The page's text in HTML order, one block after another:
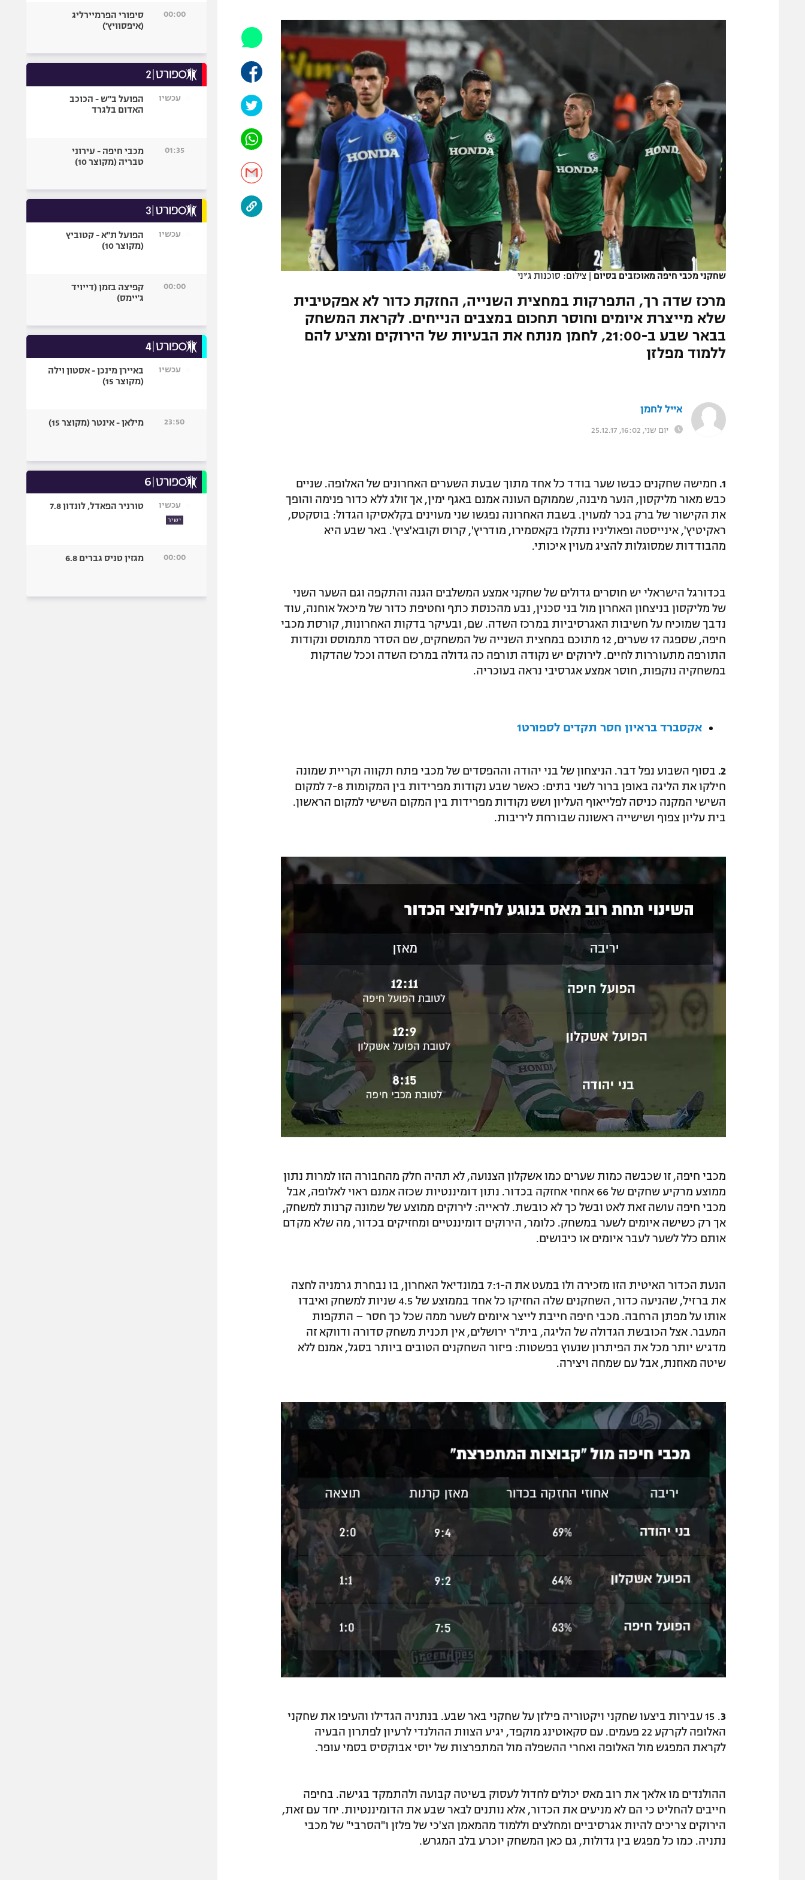
תקנון עבור פעילות ספורט 1 – "מרלן"
גיימינג E-Sports
תנאי שימוש
מדיניות פרטיות
תקנון פעילות ספורט 1
רשיון להקרנה פומבית לבית עסק
הצטרפות לחבילת הערוצים
לוח דרושים – ג'ובנט
המגזין
הפועל תל אביב
הפועל חיפה
הפועל באר שבע
מכבי נתניה
בני יהודה
ליגה סינית
ליגה ברזילאית
ליגות נוספות
אופניים
כדורמים
פוטבול אמריקאי NFL
בייסבול MLB
ספורט אתגרי
גיימינג E-Sports
שחקני מכבי חיפה מאוכזבים בסיום | צילום: סוכנות ג'יני
מרכז שדה רך, התפרקות במחצית השנייה, החזקת כדור לא אפקטיבית
שלא מייצרת איומים וחוסר תחכום במצבים הנייחים. לקראת המשחק
בבאר שבע ב-21:00, לחמן מנתח את הבעיות של הירוקים ומציע להם
ללמוד מפלזן
אייל לחמן
יום שני, 16:02, 25.12.17
1. חמישה שחקנים כבשו שער בודד כל אחד מתוך שבעת השערים האחרונים של האלופה. שניים
כבש מאור מליקסון, הנער מיבנה, שממוקם העונה אמנם באגף ימין, אך זולג ללא כדור פנימה והופך
את הקישור של ברק בכר למעוין. בשבת האחרונה נפגשו שני מעוינים בקלאסיקו הגדול: בוסקטס,
ראקיטיץ', אינייסטה ופאוליניו נתקלו בקאסמירו, מודריץ', קרוס וקובא'ציץ'. באר שבע היא
מהבודדות שמסוגלות להציג מעוין איכותי.
בכדורגל הישראלי יש חוסרים גדולים של שחקני אמצע המשלבים הגנה והתקפה וגם השער השני
של מליקסון בניצחון האחרון מול בני סכנין, נבע מהכנסת כתף וחטיפת כדור של מיכאל אוחנה, עוד
נדבך שמוכיח על חשיבות האגרסיביות במרכז השדה. שם, ובעיקר בדקות האחרונות, קורסת מכבי
חיפה, שספגה 17 שערים, 12 מתוכם במחצית השנייה של המשחקים, שם הסדר מתמוסס ונקודות
התורפה מתעוררות לחיים. לירוקים יש נקודה תורפה כה גדולה במרכז השדה וככל שהדקות
במשחקיה נוקפות, חוסר אמצע אגרסיבי נראה בעוכריה.
אקסברד בראיון חסר תקדים לספורט1
2. בסוף השבוע נפל דבר. הניצחון של בני יהודה וההפסדים של מכבי פתח תקווה וקריית שמונה
חילקו את הליגה באופן ברור לשני בתים: כאשר שבע נקודות מפרידות בין המקומות 7-8 למקום
השישי המקנה כניסה לפלייאוף העליון ושש נקודות מפרידות בין המקום השישי למקום הראשון.
בית עליון צפוף ושישייה ראשונה שבורחת ליריבות.
מכבי חיפה, זו שכבשה כמות שערים כמו אשקלון הצנועה, לא תהיה חלק מהחבורה הזו למרות נתון
ממוצע מרקיע שחקים של 66 אחוזי אחזקה בכדור. נתון דומיננטיות שכזה אמנם ראוי לאלופה, אבל
מכבי חיפה עושה זאת לאט ובשל כך לא כובשת. לראייה: לירוקים ממוצע של שמונה קרנות למשחק,
אך רק כשישה איומים לשער במשחק. כלומר, הירוקים דומיננטיים ומחזיקים בכדור, מה שלא מקדם
אותם כלל לשער לעבר איומים או כיבושים.
הנעת הכדור האיטית הזו מזכירה ולו במעט את ה-7:1 במונדיאל האחרון, בו נבחרת גרמניה לחצה
את ברזיל, שהניעה כדור, השחקנים שלה החזיקו כל אחד בממוצע של 4.5 שניות למשחק ואיבדו
אותו על מפתן הרחבה. מכבי חיפה חייבת לייצר איומים לשער ממה שכל כך חסר – התקפות
המעבר. אצל הכובשת הגדולה של הליגה, בית"ר ירושלים, אין תכנית משחק סדורה ודווקא זה
מדגיש יותר מכל את הפיתרון שנעוץ בפשטות: פיזור השחקנים הטובים ביותר בסגל, אמנם ללא
שיטה מאוזנת, אבל עם שמחה ויצירה.
3
. 15 עבירות ביצעו שחקני ויקטוריה פילזן על שחקני באר שבע. בנתניה הגדילו והעיפו את שחקני
האלופה לקרקע 22 פעמים. עם סקאוטינג מוקפד, יגיע הצוות ההולנדי לרעיון לפתרון הבעיה
לקראת המפגש מול האלופה ואחרי ההשפלה מול המתפרצות של יוסי אבוקסיס בסמי עופר.
ההולנדים מו אלאך את רוב מאס יכולים לחדול לעסוק בשיטה קבועה ולהתמקד בגישה. בחיפה
חייבים להחליט כי הם לא מניעים את הכדור, אלא נותנים לבאר שבע את הדומיננטיות. יחד עם זאת,
הירוקים צריכים להיות אגרסיביים ומחלצים וללמוד מהמאמן הצ'כי של פלזן ו"הסרבי" של מכבי
נתניה. כמו כל מפגש בין גדולות, גם כאן המשחק יוכרע בלב המגרש.
00:00
סיפורי הפרמיירליג
(איפסוויץ')
עכשיו
הפועל ב"ש - הכוכב
האדום בלגרד
01:35
מכבי חיפה - עירוני
טבריה (מקוצר 10)
עכשיו
הפועל ת"א - קטוביץ
(מקוצר 10)
00:00
קפיצה בזמן (דייויד
ג'יימס)
עכשיו
באיירן מינכן - אסטון וילה
(מקוצר 15)
23:50 מילאן - אינטר (מקוצר 15)
עכשיו
ישיר
טורניר הפאדל, לונדון 7.8
00:00 מגזין טניס גברים 6.8